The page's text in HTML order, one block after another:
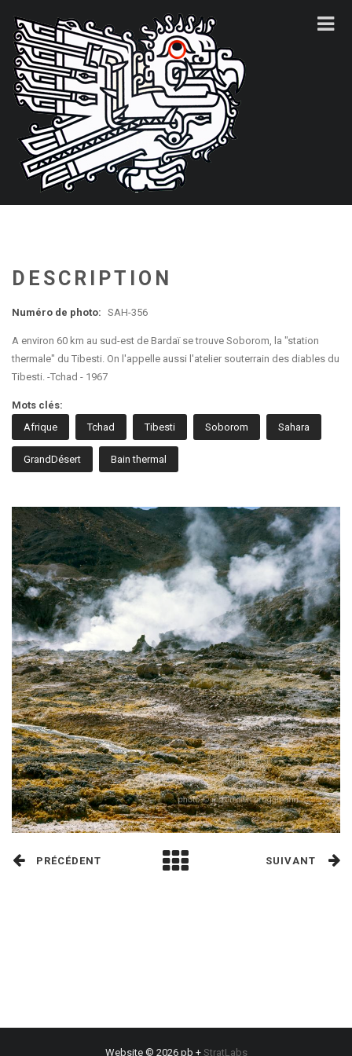
DESCRIPTION
Numéro de photo: SAH-356
A environ 60 km au sud-est de Bardaï se trouve Soborom, la "station
thermale" du Tibesti. On l'appelle aussi l'atelier souterrain des diables du
Tibesti. -Tchad - 1967
Mots clés:
Afrique
Tchad Tibesti Soborom Sahara
GrandDésert Bain thermal
PRÉCÉDENT SUIVANT
Website © 2026 pb + StratLabs